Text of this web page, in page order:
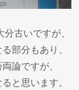
古いですが、
部分もあり、
論ですが、
と思います。